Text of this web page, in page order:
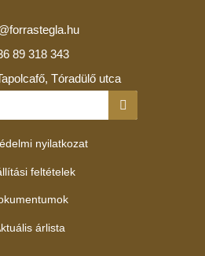
89 318 343
Tóradülő utca
nyilatkozat
feltételek
árlista